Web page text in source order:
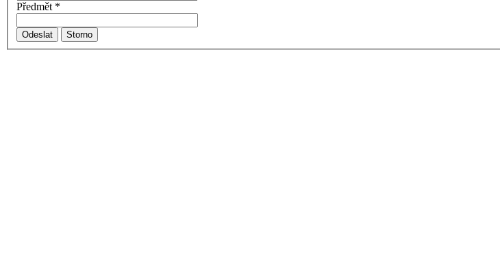
Předmět*
Odeslat Storno